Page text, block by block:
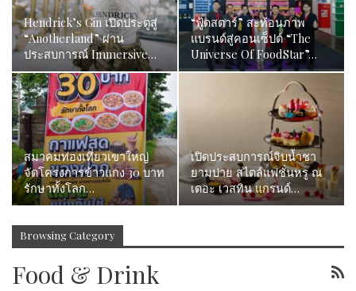
Hendrick’s Gin เปิดประตูสู่
“Anotherland” ผ่าน
ประสบการณ์ Immersive…
“ฟู้ดสตาร์” สะท้อนภาพ
แบรนด์สู่คอนเซ็ปต์ “The
Universe Of FoodStar”…
สมาคมท่องเที่ยวเขาใหญ่
จัดโครงการข้าวแกง 30 บาท
รักษาทั้งโลก…
เปิดประสบการณ์จิบน้ำชา
ยามบ่าย สไตล์แฟชั่นหรู ณ
เดอะ เวสทิน แกรนด์…
Browsing Category
Food & Drink